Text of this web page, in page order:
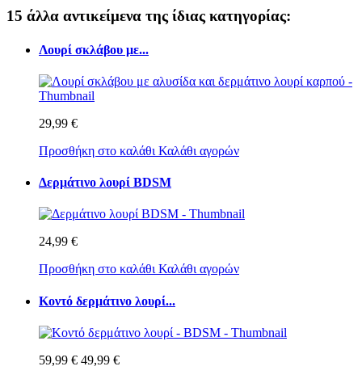
15 άλλα αντικείμενα της ίδιας κατηγορίας:
Λουρί σκλάβου με...
29,99 €
Προσθήκη στο καλάθι Καλάθι αγορών
Δερμάτινο λουρί BDSM
24,99 €
Προσθήκη στο καλάθι Καλάθι αγορών
Κοντό δερμάτινο λουρί...
59,99 € 49,99 €